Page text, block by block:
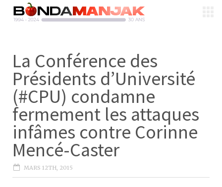
La Conférence des
Présidents d’Université
(#CPU) condamne
fermement les attaques
infâmes contre Corinne
Mencé-Caster
MARS 12TH, 2015